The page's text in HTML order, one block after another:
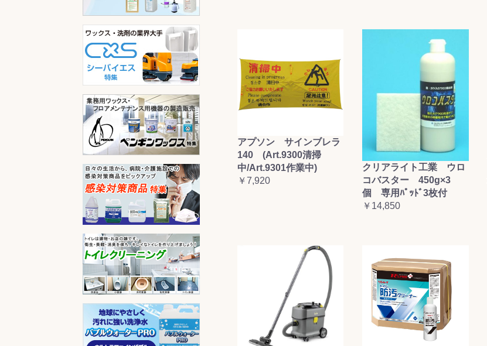
アプソン サインブレラ
140 (Art.9300清掃
中/Art.9301作業中)
￥7,920
クリアライト工業 ウロ
コバスター 450g×3
個 専用ﾊﾟｯﾄﾞ3枚付
￥14,850